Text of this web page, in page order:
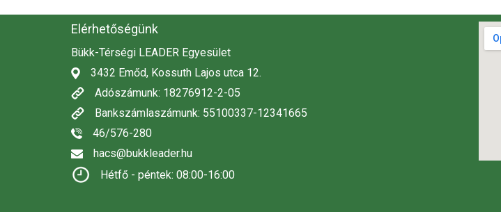
Elérhetőségünk
Bükk-Térségi LEADER Egyesület
3432 Emőd, Kossuth Lajos utca 12.
Adószámunk: 18276912-2-05
Bankszámlaszámunk: 55100337-12341665
46/576-280
hacs@bukkleader.hu
Hétfő - péntek: 08:00-16:00